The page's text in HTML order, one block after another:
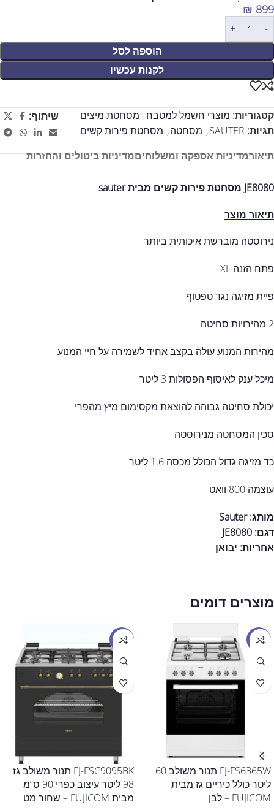
₪ 899
הוספה לסל
לקנות עכשיו
קטגוריות: מוצרי חשמל למטבח, מסחטת מיצים
תגיות: SAUTER
, מסחטה, מסחטת פירות קשים
שיתוף:
תיאורמדיניות אספקה ומשלוחיםמדיניות ביטולים והחזרות
JE8080 מסחטת פירות קשים מבית sauter
תיאור מוצר
נירוסטה מוברשת איכותית ביותר
פתח הזנה XL
פיית מזיגה נגד טפטוף
2 מהירויות סחיטה
מהירות המנוע עולה בקצב אחיד לשמירה על חיי המנוע
מיכל ענק לאיסוף הפסולות 3 ליטר
יכולת סחיטה גבוהה להוצאת מקסימום מיץ מהפרי
סכין המסחטה מנירוסטה
כד מזיגה גדול הכולל מכסה 1.6 ליטר
עוצמה 800 וואט
מותג: Sauter
דגם: JE8080
אחריות: יבואן
מוצרים דומים
מבצע
FJ-FS6365W תנור משולב 60
ליטר כולל כיריים גז מבית
FUJICOM – לבן
מבצע
FJ-FSC9095BK תנור משולב גז
98 ליטר עיצוב כפרי 90 ס”מ
מבית FUJICOM – שחור מט